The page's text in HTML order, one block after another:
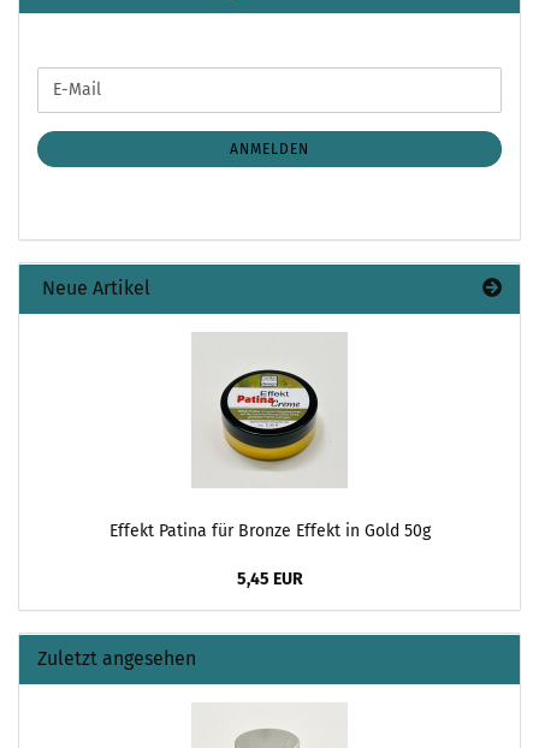
ZUR
ANMELDUNG
E-
Mail
ANMELDEN
Neue Artikel
Effekt Patina für Bronze Effekt in Gold 50g
5,45 EUR
Zuletzt angesehen